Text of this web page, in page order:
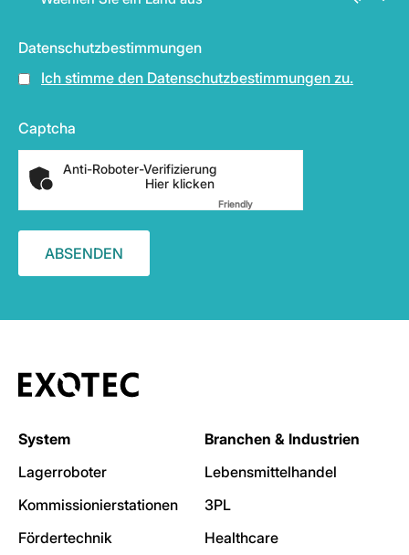
Datenschutzbestimmungen
Ich stimme den Datenschutzbestimmungen zu.
Captcha
Anti-Roboter-Verifizierung
Hier klicken
FriendlyCaptcha ⇗
System
Lagerroboter
Kommissionierstationen
Fördertechnik
Branchen & Industrien
Lebensmittelhandel
3PL
Healthcare